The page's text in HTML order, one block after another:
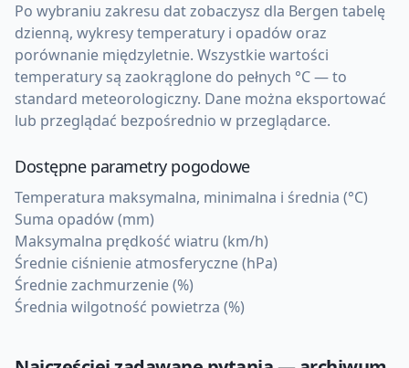
Po wybraniu zakresu dat zobaczysz dla Bergen tabelę
dzienną, wykresy temperatury i opadów oraz
porównanie międzyletnie. Wszystkie wartości
temperatury są zaokrąglone do pełnych °C — to
standard meteorologiczny. Dane można eksportować
lub przeglądać bezpośrednio w przeglądarce.
Dostępne parametry pogodowe
Temperatura maksymalna, minimalna i średnia (°C)
Suma opadów (mm)
Maksymalna prędkość wiatru (km/h)
Średnie ciśnienie atmosferyczne (hPa)
Średnie zachmurzenie (%)
Średnia wilgotność powietrza (%)